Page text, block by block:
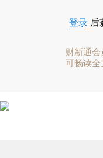
登录 后
财新通会
可畅读全